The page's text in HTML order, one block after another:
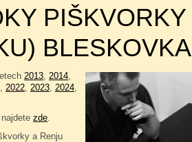
PIŠKVORKY
BLESKOVKA
2013, 2014,
, 2022, 2023, 2024,
zde.
a Renju